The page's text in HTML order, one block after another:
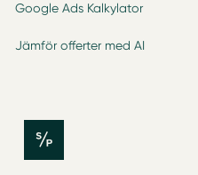
Google Ads Kalkylator
Jämför offerter med AI